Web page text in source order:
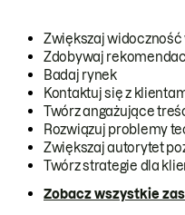
Zwiększaj
Zdobywaj
Badaj rynek
Kontaktuj się z
Twórz angażujące
Rozwiązuj problemy
Zwiększaj autorytet
Twórz strategie dla
Zobacz wszystkie